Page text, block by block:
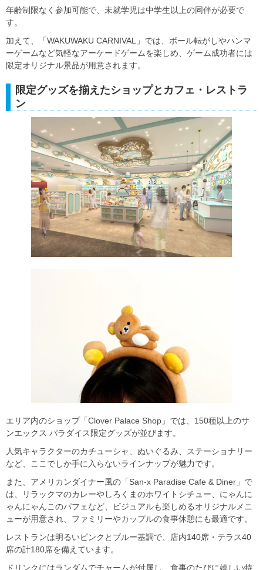
年齢制限なく参加可能で、未就学児は中学生以上の同伴が必要で
す。
加えて、「WAKUWAKU CARNIVAL」では、ボール転がしやハンマ
ーゲームなど気軽なアーケードゲームを楽しめ、ゲーム成功者には
限定オリジナル景品が用意されます。
限定グッズを揃えたショップとカフェ・レストラ
ン
エリア内のショップ「Clover Palace Shop」では、150種以上のサ
ンエックス パラダイス限定グッズが並びます。
人気キャラクターのカチューシャ、ぬいぐるみ、ステーショナリー
など、ここでしか手に入らないラインナップが魅力です。
また、アメリカンダイナー風の「San-x Paradise Cafe & Diner」で
は、リラックマのカレーやしろくまのホワイトシチュー、にゃんに
ゃんにゃんこのパフェなど、ビジュアルも楽しめるオリジナルメニ
ューが用意され、ファミリーやカップルの食事休憩にも最適です。
レストランは明るいピンクとブルー基調で、店内140席・テラス40
席の計180席を備えています。
ドリンクにはランダムでチャームが付属し、食事のたびに嬉しい特